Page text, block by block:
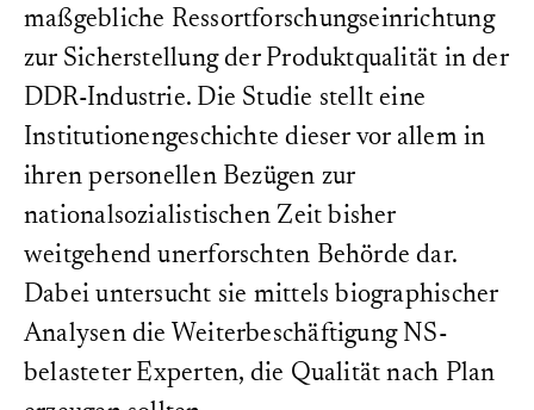
maßgebliche Ressortforschungseinrichtung
zur Sicherstellung der Produktqualität in der
DDR-Industrie. Die Studie stellt eine
Institutionengeschichte dieser vor allem in
ihren personellen Bezügen zur
nationalsozialistischen Zeit bisher
weitgehend unerforschten Behörde dar.
Dabei untersucht sie mittels biographischer
Analysen die Weiterbeschäftigung NS-
belasteter Experten, die Qualität nach Plan
ISBN (Print):
978-3-69129-031-8
DOI:
Cited by:
1
Pages:
472
Series:
Creative Commons License: